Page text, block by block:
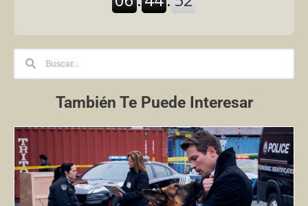
También Te Puede Interesar